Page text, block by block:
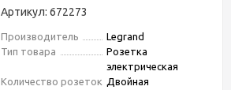
Артикул: 672273
Производитель
Legrand
Тип товара
Розетка
электрическая
Количество розеток Двойная